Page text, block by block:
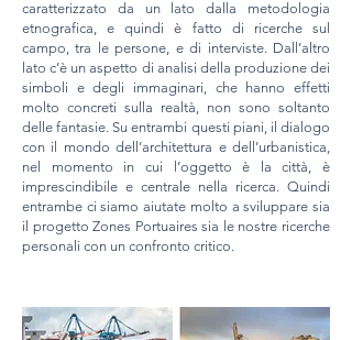
caratterizzato da un lato dalla metodologia
etnografica, e quindi è fatto di ricerche sul
campo, tra le persone, e di interviste. Dall’altro
lato c’è un aspetto di analisi della produzione dei
simboli e degli immaginari, che hanno effetti
molto concreti sulla realtà, non sono soltanto
delle fantasie. Su entrambi questi piani, il dialogo
con il mondo dell’architettura e dell’urbanistica,
nel momento in cui l’oggetto è la città, è
imprescindibile e centrale nella ricerca. Quindi
entrambe ci siamo aiutate molto a sviluppare sia
il progetto Zones Portuaires sia le nostre ricerche
personali con un confronto critico.